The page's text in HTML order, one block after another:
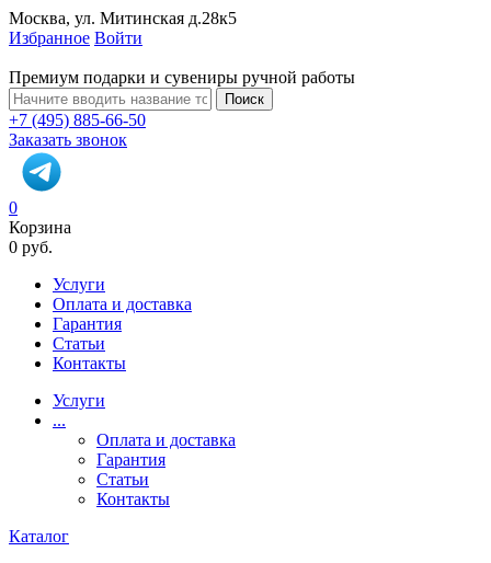
Москва, ул. Митинская д.28к5
Избранное Войти
Премиум подарки и сувениры ручной работы
Поиск
+7 (495) 885-66-50
Заказать звонок
0
Корзина
0 руб.
Услуги
Оплата и доставка
Гарантия
Статьи
Контакты
Услуги
...
Оплата и доставка
Гарантия
Статьи
Контакты
Каталог